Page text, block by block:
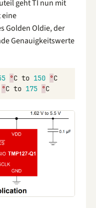
geht TI nun mit
eine
Golden Oldie, der
Genauigkeitswerte
°C to 150 °C
°C to 175 °C